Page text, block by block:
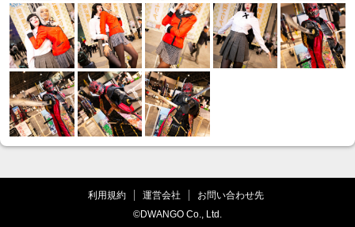
利用規約 運営会社
お問い合わせ先
©DWANGO Co., Ltd.